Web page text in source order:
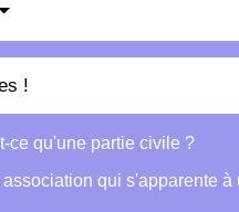
!
ce qu'une partie civile ?
qui s'apparente à